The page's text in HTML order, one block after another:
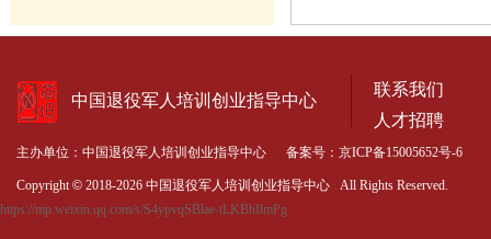
中国退役军人培训创业指导中心
联系我们
人才招聘
主办单位：中国退役军人培训创业指导中心 备案号： 京ICP备15005652号-6
Copyright© 2018-2026 中国退役军人培训创业指导中心 All Rights Reserved.
https://mp.weixin.qq.com/s/S4ypvqSBlae-tLKBhIlmPg